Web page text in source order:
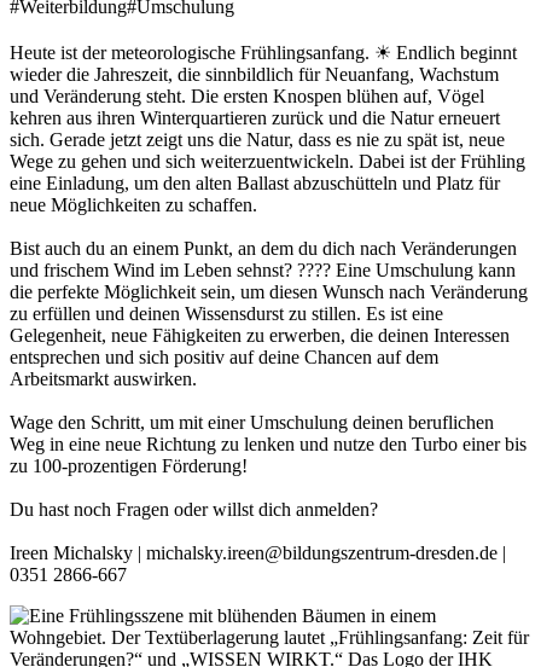
#Weiterbildung#Umschulung
Heute ist der meteorologische Frühlingsanfang. ☀ Endlich beginnt
wieder die Jahreszeit, die sinnbildlich für Neuanfang, Wachstum
und Veränderung steht. Die ersten Knospen blühen auf, Vögel
kehren aus ihren Winterquartieren zurück und die Natur erneuert
sich. Gerade jetzt zeigt uns die Natur, dass es nie zu spät ist, neue
Wege zu gehen und sich weiterzuentwickeln. Dabei ist der Frühling
eine Einladung, um den alten Ballast abzuschütteln und Platz für
neue Möglichkeiten zu schaffen.
Bist auch du an einem Punkt, an dem du dich nach Veränderungen
und frischem Wind im Leben sehnst? ???? Eine Umschulung kann
die perfekte Möglichkeit sein, um diesen Wunsch nach Veränderung
zu erfüllen und deinen Wissensdurst zu stillen. Es ist eine
Gelegenheit, neue Fähigkeiten zu erwerben, die deinen Interessen
entsprechen und sich positiv auf deine Chancen auf dem
Arbeitsmarkt auswirken.
Wage den Schritt, um mit einer Umschulung deinen beruflichen
Weg in eine neue Richtung zu lenken und nutze den Turbo einer bis
zu 100-prozentigen Förderung!
Du hast noch Fragen oder willst dich anmelden?
Ireen Michalsky | michalsky.ireen@bildungszentrum-dresden.de |
0351 2866-667